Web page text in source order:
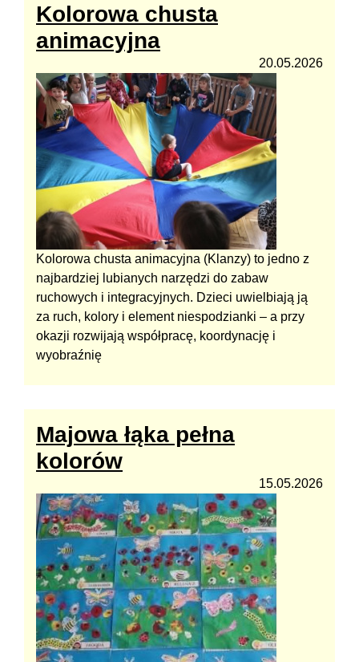
Kolorowa chusta
animacyjna
20.05.2026
Kolorowa chusta animacyjna (Klanzy) to jedno z
najbardziej lubianych narzędzi do zabaw
ruchowych i integracyjnych. Dzieci uwielbiają ją
za ruch, kolory i element niespodzianki – a przy
okazji rozwijają współpracę, koordynację i
wyobraźnię
Majowa łąka pełna
kolorów
15.05.2026